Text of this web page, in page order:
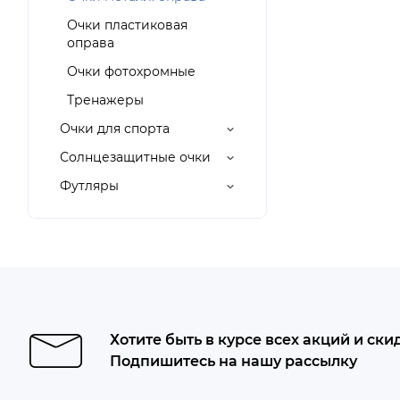
Очки пластиковая
оправа
Очки фотохромные
Тренажеры
Очки для спорта
Солнцезащитные очки
Футляры
Хотите быть в курсе всех акций и
Подпишитесь на нашу рассылку